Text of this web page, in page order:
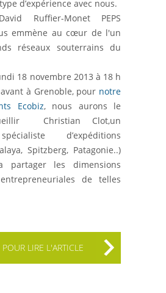
d’expérience avec nous.
Ruffier-Monet PEPS
emmène au cœur de l'un
réseaux souterrains du
18 novembre 2013 à 18 h
à Grenoble, pour notre
Ecobiz, nous aurons le
Christian Clot,un
d’expéditions
Spitzberg, Patagonie..)
partager les dimensions
de telles
POUR LIRE L'ARTICLE